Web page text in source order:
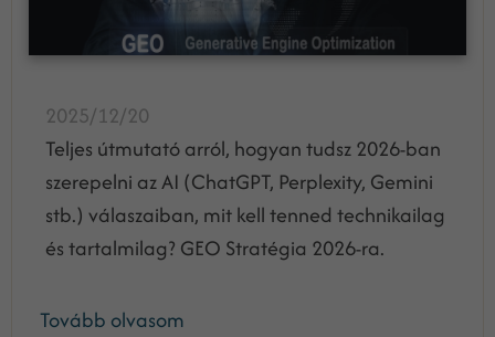
2025/12/20
Teljes útmutató arról, hogyan tudsz 2026-ban
szerepelni az AI (ChatGPT, Perplexity, Gemini
stb.) válaszaiban, mit kell tenned technikailag
és tartalmilag? GEO Stratégia 2026-ra.
Tovább olvasom